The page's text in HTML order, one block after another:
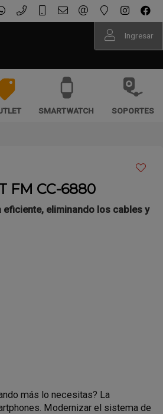
Ingresar
SMARTWATCH SOPORTES
FM CC-6880
eliminando los cables y
más lo necesitas? La
Modernizar el sistema de